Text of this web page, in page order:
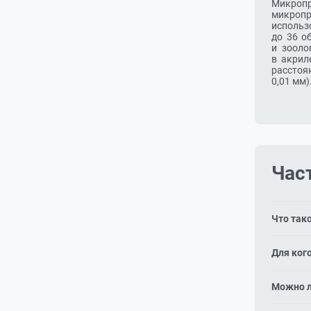
до 36
и
в
0,01
Что
Для
Можно